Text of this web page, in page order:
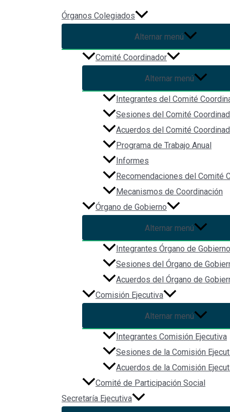
Órganos Colegiados
Alternar menú
Comité Coordinador
Alternar menú
Integrantes del Comité
Sesiones del Comité
Acuerdos del Comité
Programa de Trabajo Anual
Informes
Recomendaciones del Comité
Mecanismos de Coordinación
Órgano de Gobierno
Alternar menú
Integrantes Órgano de Gobierno
Sesiones del Órgano de
Acuerdos del Órgano de
Comisión Ejecutiva
Alternar menú
Integrantes Comisión Ejecutiva
Sesiones de la Comisión
Acuerdos de la Comisión
Comité de Participación Social
Secretaría Ejecutiva
Ley del Sistema Estatal